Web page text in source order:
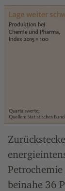
beinahe 36